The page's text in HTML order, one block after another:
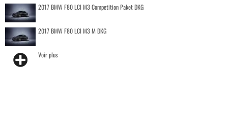
2017 BMW F80 LCI M3 Competition Paket DKG
2017 BMW F80 LCI M3 M DKG
Voir plus